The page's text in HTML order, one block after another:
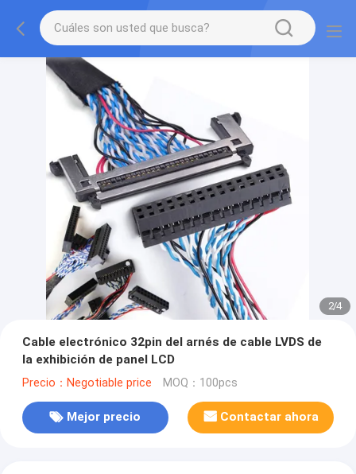
2/4
Cable electrónico 32pin del arnés de cable LVDS de
la exhibición de panel LCD
Precio：Negotiable price MOQ：100pcs
Mejor precio Contactar ahora